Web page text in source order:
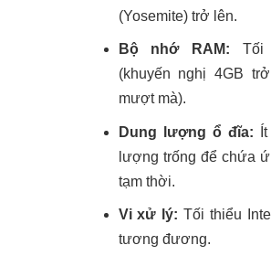
(Yosemite) trở lên.
Bộ nhớ RAM: Tối
(khuyến nghị 4GB
mượt mà).
Dung lượng ổ đĩa:
lượng trống để chứa
tạm thời.
Vi xử lý: Tối thiểu
tương đương.